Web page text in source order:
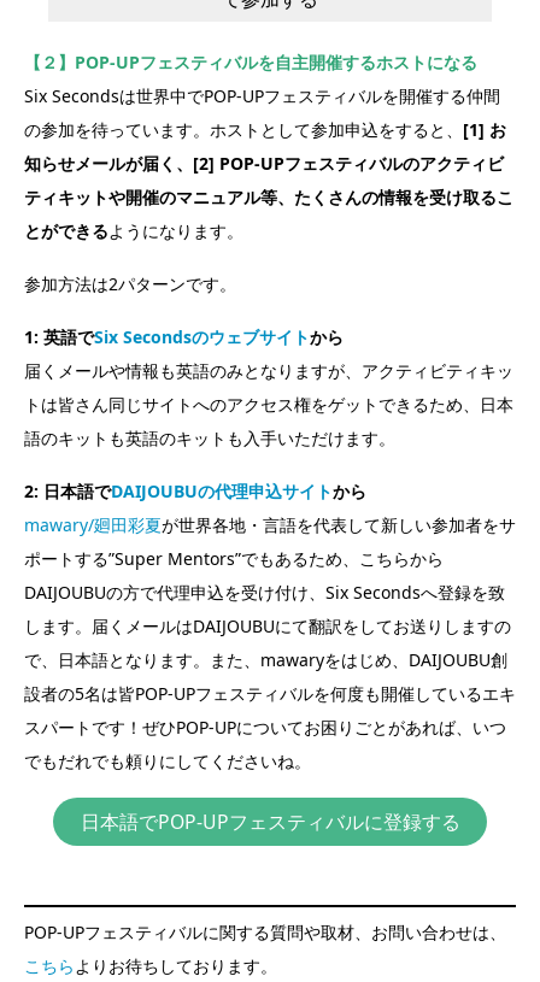
【２】POP-UPフェスティバルを自主開催するホストになる
Six Secondsは世界中でPOP-UPフェスティバルを開催する仲間
の参加を待っています。ホストとして参加申込をすると、 [1] お
知らせメールが届く、[2] POP-UPフェスティバルのアクティビ
ティキットや開催のマニュアル等、たくさんの情報を受け取るこ
とができるようになります。
参加方法は2パターンです。
1: 英語でSix Secondsのウェブサイトから
届くメールや情報も英語のみとなりますが、アクティビティキッ
トは皆さん同じサイトへのアクセス権をゲットできるため、日本
語のキットも英語のキットも入手いただけます。
2: 日本語でDAIJOUBUの代理申込サイトから
mawary/廻田彩夏が世界各地・言語を代表して新しい参加者をサ
ポートする”Super Mentors”でもあるため、こちらから
DAIJOUBUの方で代理申込を受け付け、Six Secondsへ登録を致
します。届くメールはDAIJOUBUにて翻訳をしてお送りしますの
で、日本語となります。また、mawaryをはじめ、DAIJOUBU創
設者の5名は皆POP-UPフェスティバルを何度も開催しているエキ
スパートです！ぜひPOP-UPについてお困りごとがあれば、いつ
でもだれでも頼りにしてくださいね。
日本語でPOP-UPフェスティバルに登録する
POP-UPフェスティバルに関する質問や取材、お問い合わせは、
こちらよりお待ちしております。